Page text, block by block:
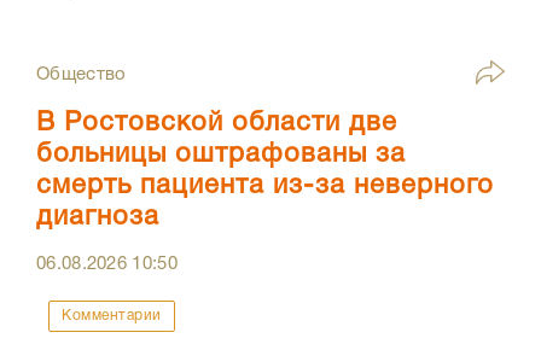
Общество
В Ростовской области две
больницы оштрафованы за
смерть пациента из-за неверного
диагноза
06.08.2026 10:50
Комментарии